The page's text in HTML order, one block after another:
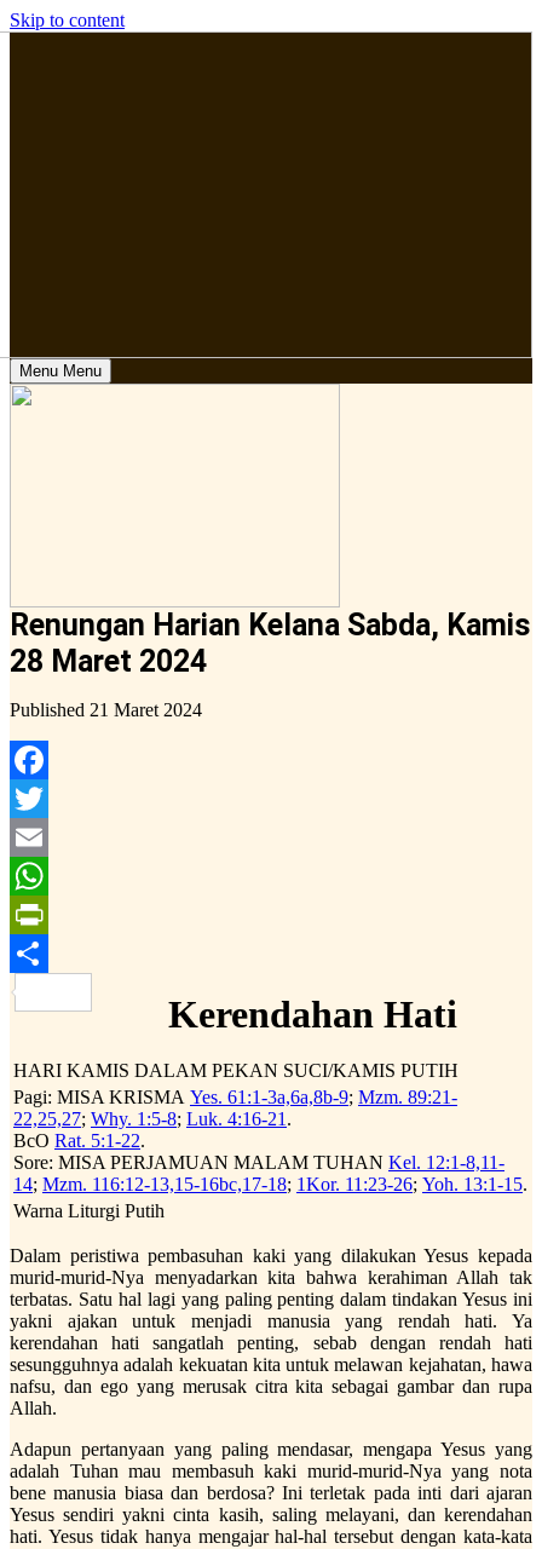
Skip to content
Menu Menu
Renungan Harian Kelana Sabda, Kamis
28 Maret 2024
Published 21 Maret 2024
Facebook
Twitter
Email
WhatsApp
PrintFriendly
Kerendahan Hati
HARI KAMIS DALAM PEKAN SUCI/KAMIS PUTIH
Pagi: MISA KRISMA Yes. 61:1-3a,6a,8b-9; Mzm. 89:21-
22,25,27; Why. 1:5-8; Luk. 4:16-21 .
BcO Rat. 5:1-22.
Sore: MISA PERJAMUAN MALAM TUHAN Kel. 12:1-8,11-
14; Mzm. 116:12-13,15-16bc,17-18; 1Kor. 11:23-26; Yoh. 13:1-15.
Warna Liturgi Putih
Dalam peristiwa pembasuhan kaki yang dilakukan Yesus kepada
murid-murid-Nya menyadarkan kita bahwa kerahiman Allah tak
terbatas. Satu hal lagi yang paling penting dalam tindakan Yesus ini
yakni ajakan untuk menjadi manusia yang rendah hati. Ya
kerendahan hati sangatlah penting, sebab dengan rendah hati
sesungguhnya adalah kekuatan kita untuk melawan kejahatan, hawa
nafsu, dan ego yang merusak citra kita sebagai gambar dan rupa
Allah.
Adapun pertanyaan yang paling mendasar, mengapa Yesus yang
adalah Tuhan mau membasuh kaki murid-murid-Nya yang nota
bene manusia biasa dan berdosa? Ini terletak pada inti dari ajaran
Yesus sendiri yakni cinta kasih, saling melayani, dan kerendahan
hati. Yesus tidak hanya mengajar hal-hal tersebut dengan kata-kata